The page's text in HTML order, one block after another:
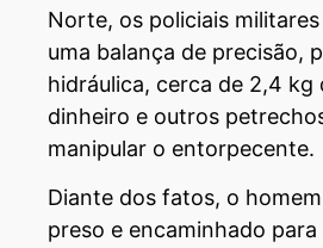
Norte, os policiais
uma balança de precisão,
hidráulica, cerca de 2,4 kg
dinheiro e outros
manipular o entorpecente.
Diante dos fatos, o
preso e encaminhado para